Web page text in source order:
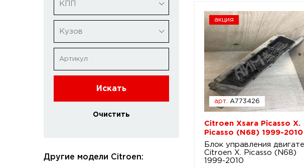
КПП
Кузов
Искать
Очистить
Другие модели Citroen:
акция
арт. A773426
Citroen Xsara Picasso X.
Picasso (N68) 1999-2010
Блок управления
Citroen X. Picasso (N68)
1999-2010